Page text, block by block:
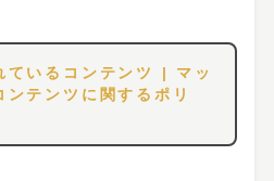
ているコンテンツ | マッ
テンツに関するポリ